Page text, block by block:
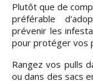
Plutôt que de
préférable
prévenir les
pour protéger vos
Rangez vos pulls
ou dans des sacs